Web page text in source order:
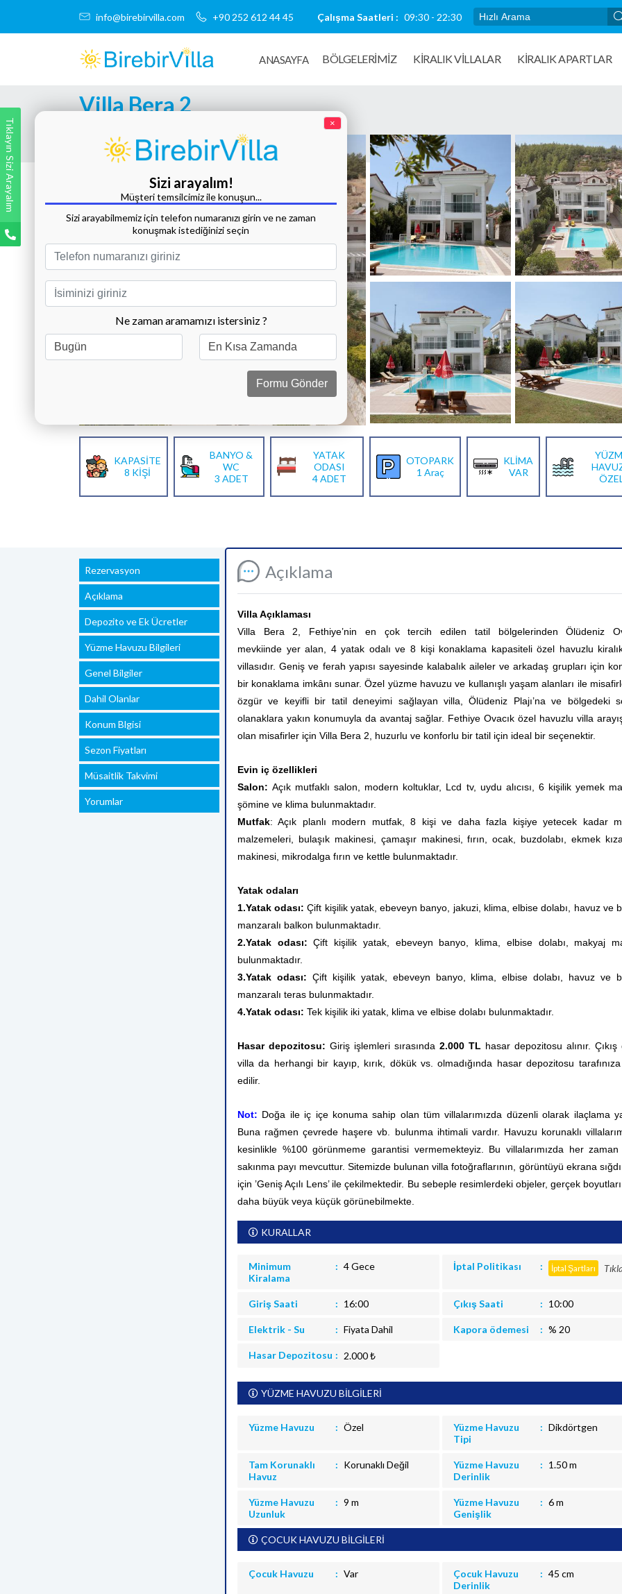
info@birebirvilla.com +90 252 612 44 45 Çalışma Saatleri : 09:30 - 22:30
ANASAYFA BÖLGELERİMİZ KIRALIK VILLALAR KİRALIK APARTLAR
Villa Bera 2
Tüm Fotoğrafları Göster
KAPASİTE
8 KİŞİ
BANYO &
WC
3 ADET
YATAK
ODASI
4 ADET
OTOPARK
1 Araç
KLİMA
VAR
Rezervasyon
Açıklama
Depozito ve Ek Ücretler
Yüzme Havuzu Bilgileri
Genel Bilgiler
Dahil Olanlar
Konum Blgisi
Sezon Fiyatları
Müsaitlik Takvimi
Yorumlar
Açıklama
Villa Açıklaması
Villa Bera 2, Fethiye’nin en çok tercih edilen tatil bölgelerinden Ölüdeniz
mevkiinde yer alan, 4 yatak odalı ve 8 kişi konaklama kapasiteli özel havuzlu
villasıdır. Geniş ve ferah yapısı sayesinde kalabalık aileler ve arkadaş grupları için
bir konaklama imkânı sunar. Özel yüzme havuzu ve kullanışlı yaşam alanları ile
özgür ve keyifli bir tatil deneyimi sağlayan villa, Ölüdeniz Plajı’na ve bölgedeki
olanaklara yakın konumuyla da avantaj sağlar. Fethiye Ovacık özel havuzlu villa
olan misafirler için Villa Bera 2, huzurlu ve konforlu bir tatil için ideal bir seçenektir.
Evin iç özellikleri
Salon: Açık mutfaklı salon, modern koltuklar, Lcd tv, uydu alıcısı, 6 kişilik yemek
şömine ve klima bulunmaktadır.
Mutfak: Açık planlı modern mutfak, 8 kişi ve daha fazla kişiye yetecek kadar
malzemeleri, bulaşık makinesi, çamaşır makinesi, fırın, ocak, buzdolabı, ekmek
makinesi, mikrodalga fırın ve kettle bulunmaktadır.
Yatak odaları
1.Yatak odası:Çift kişilik yatak, ebeveyn banyo, jakuzi, klima, elbise dolabı, havuz ve
manzaralı balkon bulunmaktadır.
2.Yatak odası:Çift kişilik yatak, ebeveyn banyo, klima, elbise dolabı, makyaj
bulunmaktadır.
3.Yatak odası: Çift kişilik yatak, ebeveyn banyo, klima, elbise dolabı, havuz ve
manzaralı teras bulunmaktadır.
4.Yatak odası: Tek kişilik iki yatak, klima ve elbise dolabı bulunmaktadır.
Hasar depozitosu: Giriş işlemleri sırasında 2.000 TL hasar depozitosu alınır. Çıkış
villa da herhangi bir kayıp, kırık, dökük vs. olmadığında hasar depozitosu
edilir.
Not: Doğa ile iç içe konuma sahip olan tüm villalarımızda düzenli olarak ilaçlama
Buna rağmen çevrede haşere vb. bulunma ihtimali vardır. Havuzu korunaklı
kesinlikle %100 görünmeme garantisi vermemekteyiz. Bu villalarımızda her
sakınma payı mevcuttur. Sitemizde bulunan villa fotoğraflarının, görüntüyü ekrana
için ’Geniş Açılı Lens’ ile çekilmektedir. Bu sebeple resimlerdeki objeler, gerçek
daha büyük veya küçük görünebilmekte.
KURALLAR
Minimum
Kiralama
4 Gece İptal Politikası İptal Şartları
Giriş Saati 16:00 Çıkış Saati 10:00
Elektrik - Su Fiyata Dahil Kapora ödemesi % 20
Hasar Depozitosu 2.000 ₺
YÜZME HAVUZU BİLGİLERİ
Yüzme Havuzu Özel
Yüzme Havuzu
Tipi
Dikdörtgen
Tam Korunaklı
Havuz
Korunaklı Değil
Yüzme Havuzu
Derinlik
1.50 m
Yüzme Havuzu
Uzunluk
9 m
Yüzme Havuzu
Genişlik
6 m
ÇOCUK HAVUZU BİLGİLERİ
Çocuk Havuzu Var
Çocuk Havuzu
Derinlik
45 cm
Tıklayın Sizi Arayalım ×
Sizi arayalım!
Müşteri temsilcimiz ile konuşun...
Sizi arayabilmemiz için telefon numaranızı girin ve ne zaman
konuşmak istediğinizi seçin
Ne zaman aramamızı istersiniz ?
Formu Gönder